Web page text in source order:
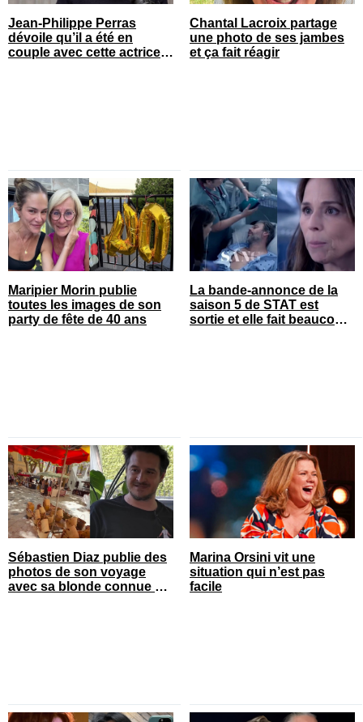
Jean-Philippe Perras
dévoile qu’il a été en
couple avec cette actrice
Chantal Lacroix partage
une photo de ses jambes
et ça fait réagir
Maripier Morin publie
toutes les images de son
party de fête de 40 ans
La bande-annonce de la
saison 5 de STAT est
sortie et elle fait beaucoup
Sébastien Diaz publie des
photos de son voyage
avec sa blonde connue en
Marina Orsini vit une
situation qui n’est pas
facile